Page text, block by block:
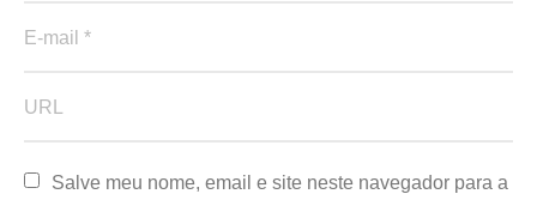
Salve meu nome, email e site neste navegador para a